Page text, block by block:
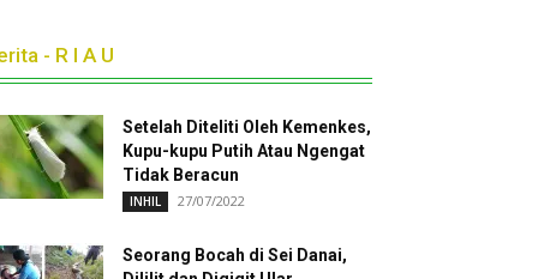
- R I A U
Setelah Diteliti Oleh Kemenkes,
Kupu-kupu Putih Atau Ngengat
Tidak Beracun
INHIL 27/07/2022
Seorang Bocah di Sei Danai,